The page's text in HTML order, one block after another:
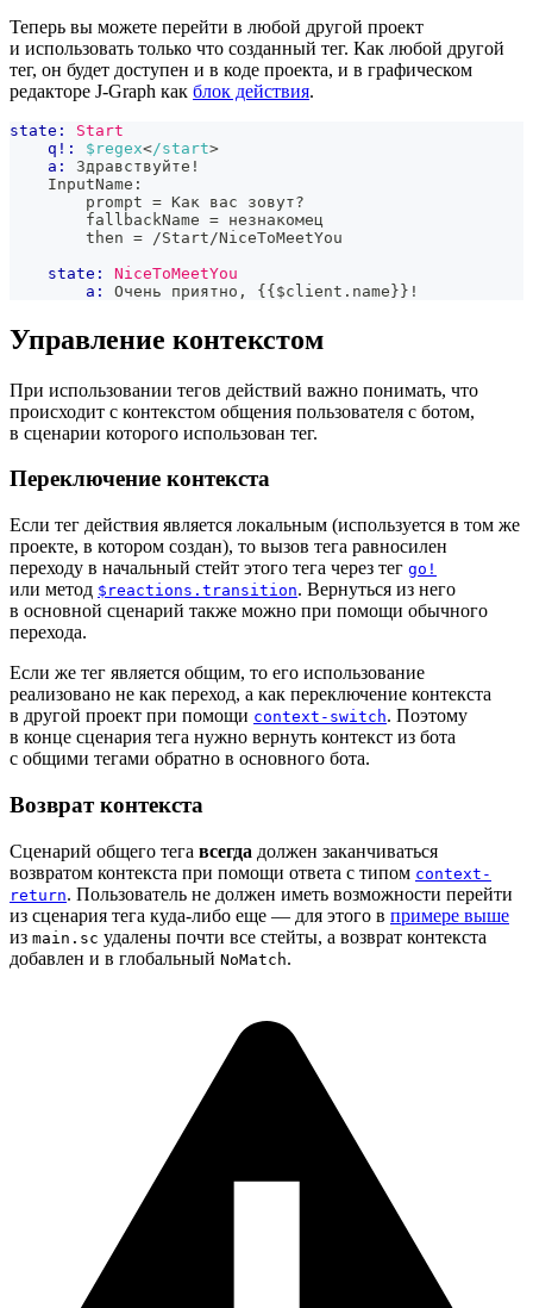
Теперь вы можете перейти в любой другой проект
и использовать только что созданный тег. Как любой другой
тег, он будет доступен и в коде проекта, и в графическом
редакторе J‑Graph как блок действия.
state:
Start
q!:
$regex</start>
a:
Здравствуйте!
    InputName:
        prompt = Как вас зовут?
        fallbackName = незнакомец
        then = /Start/NiceToMeetYou
state:
NiceToMeetYou
a:
Очень приятно, {{ $client . name }} !
Управление контекстом
При использовании тегов действий важно понимать, что
происходит с контекстом общения пользователя с ботом,
в сценарии которого использован тег.
Переключение контекста
Если тег действия является локальным (используется в том же
проекте, в котором создан), то вызов тега равносилен
переходу в начальный стейт этого тега через тег go!
или метод $reactions.transition. Вернуться из него
в основной сценарий также можно при помощи обычного
перехода.
Если же тег является общим, то его использование
реализовано не как переход, а как переключение контекста
в другой проект при помощи context-switch. Поэтому
в конце сценария тега нужно вернуть контекст из бота
с общими тегами обратно в основного бота.
Возврат контекста
Сценарий общего тега всегда должен заканчиваться
возвратом контекста при помощи ответа с типом context-
return. Пользователь не должен иметь возможности перейти
из сценария тега куда-либо еще — для этого в примере выше
из main.sc удалены почти все стейты, а возврат контекста
добавлен и в глобальный NoMatch.